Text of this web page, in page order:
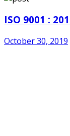
October 30, 2019